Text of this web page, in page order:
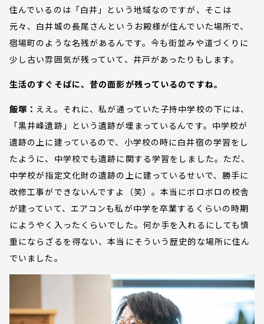
住んでいるのは「白井」という地域なのですが、そこは
元々、白井城の長尾さんというお殿様が住んでいた場所で、
宿場町のような名残があるんです。今も街並みや道づくりに
少し古い雰囲気が残っていて、井戸があったりもします。
生活のすぐそばに、昔の面影が残っているのですね。
飯塚： ええ。それに、私が通っていた子持中学校の下には、
「黒井峰遺跡」という遺跡が埋まっているんです。中学校が
遺跡の上に建っているので、小学校の時に白井宿の学習をし
たように、中学校でも遺跡に関する学習をしました。ただ、
中学校が指定文化財の遺跡の上に建っているせいで、勝手に
改修工事ができないんですよ（笑）。本当にボロボロの校舎
が建っていて、エアコンも私が中学を卒業するくらいの時期
にようやく入ったくらいでした。何か手を入れるにしても慎
重にならざるを得ない、本当にそういう歴史的な場所に住ん
でいました。